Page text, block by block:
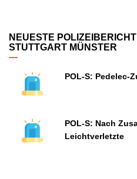
NEUESTE
STUTTGART MÜNSTER
POL-S: Pedelec-
POL-S: Nach
Leichtverletzte